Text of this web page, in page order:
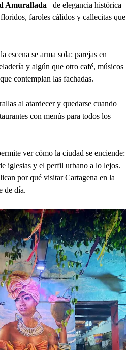
Amurallada –de elegancia histórica–
faroles cálidos y callecitas que
escena se arma sola: parejas en
y algún que otro café, músicos
contemplan las fachadas.
al atardecer y quedarse cuando
con menús para todos los
ver cómo la ciudad se enciende:
iglesias y el perfil urbano a lo lejos.
por qué visitar Cartagena en la
de día.